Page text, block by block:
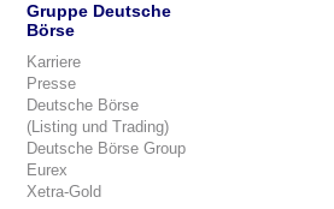
Gruppe Deutsche
Börse
Karriere
Presse
Deutsche Börse
(Listing und Trading)
Deutsche Börse Group
Eurex
Xetra-Gold